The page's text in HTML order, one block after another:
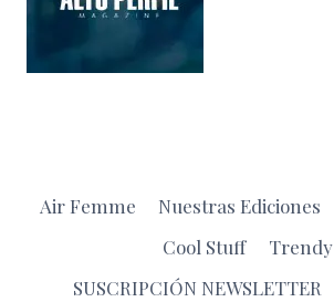
Air Femme Nuestras Ediciones
Cool Stuff
Trendy
SUSCRIPCIÓN NEWSLETTER